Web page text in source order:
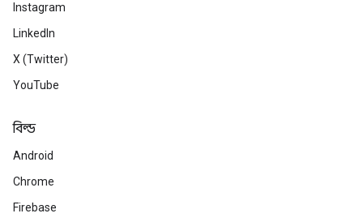
Instagram
LinkedIn
X (Twitter)
YouTube
বিল্ড
Android
Chrome
Firebase